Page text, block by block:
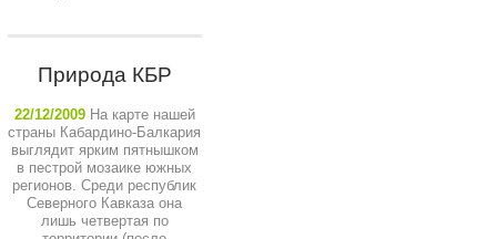
Природа КБР
22/12/2009 На карте нашей
страны Кабардино-Балкария
выглядит ярким пятнышком
в пестрой мозаике южных
регионов. Среди республик
Северного Кавказа она
лишь четвертая по